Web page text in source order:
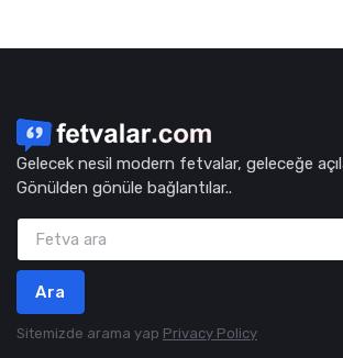
Gelecek nesil modern fetvalar, geleceğe
Gönülden gönüle bağlantılar..
Ara
Sitemizde arama yap Privacy Policy